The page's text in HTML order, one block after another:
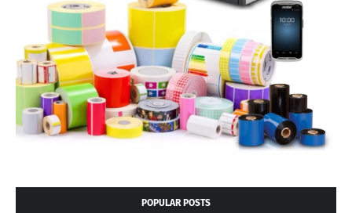
POPULAR POSTS